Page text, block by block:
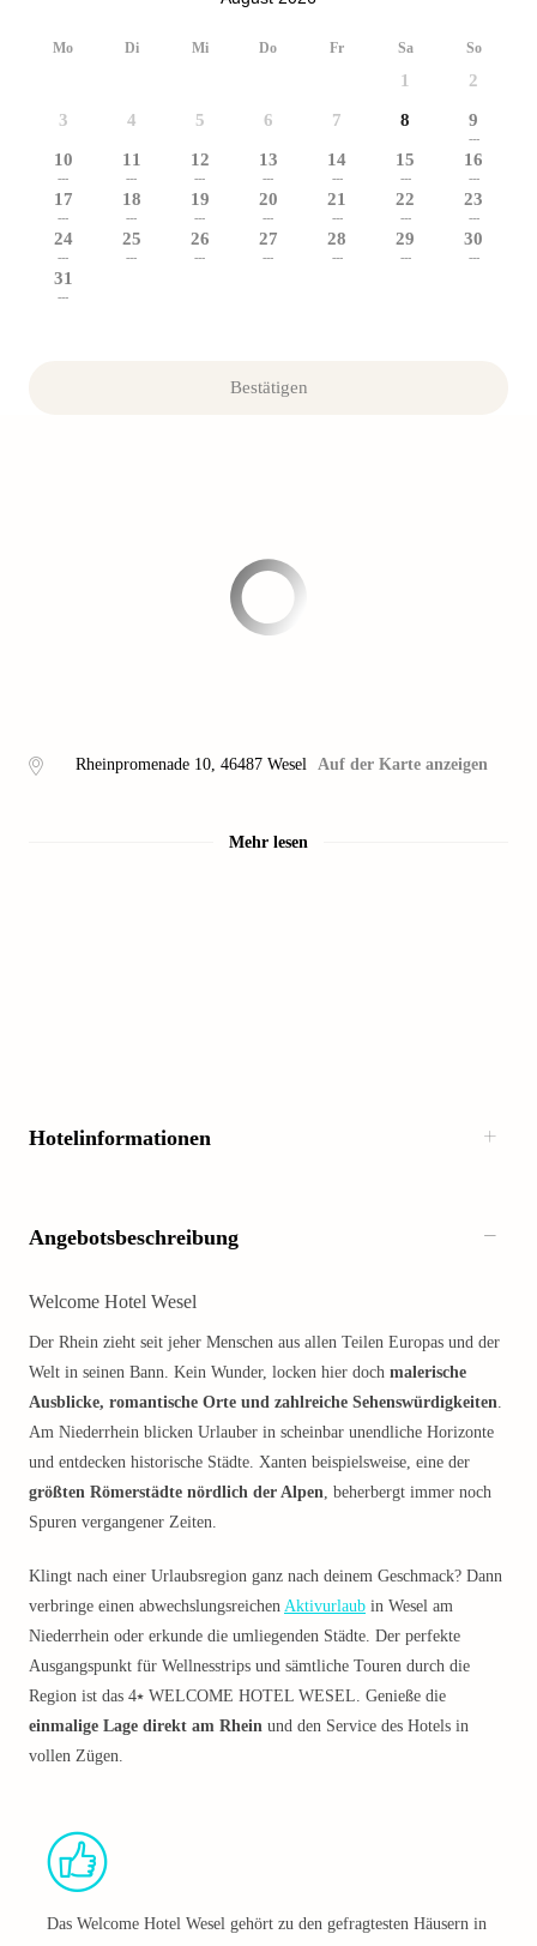
Mo Di Mi Do Fr Sa So
1 2
3 4 5 6 7 8 9
---
10
---
11
---
12
---
13
---
14
---
15
---
16
---
17
---
18
---
19
---
20
---
21
---
22
---
23
---
24
---
25
---
26
---
27
---
28
---
29
---
30
---
31
---
Bestätigen
Rheinpromenade 10, 46487 Wesel Auf der Karte anzeigen
Mehr lesen
Hotelinformationen
Angebotsbeschreibung
Welcome Hotel Wesel
Der Rhein zieht seit jeher Menschen aus allen Teilen Europas und der
Welt in seinen Bann. Kein Wunder, locken hier doch malerische
Ausblicke, romantische Orte und zahlreiche Sehenswürdigkeiten.
Am Niederrhein blicken Urlauber in scheinbar unendliche Horizonte
und entdecken historische Städte. Xanten beispielsweise, eine der
größten Römerstädte nördlich der Alpen, beherbergt immer noch
Spuren vergangener Zeiten.
Klingt nach einer Urlaubsregion ganz nach deinem Geschmack? Dann
verbringe einen abwechslungsreichen Aktivurlaub in Wesel am
Niederrhein oder erkunde die umliegenden Städte. Der perfekte
Ausgangspunkt für Wellnesstrips und sämtliche Touren durch die
Region ist das 4⭑ WELCOME HOTEL WESEL. Genieße die
einmalige Lage direkt am Rhein und den Service des Hotels in
vollen Zügen.
Das Welcome Hotel Wesel gehört zu den gefragtesten Häusern in